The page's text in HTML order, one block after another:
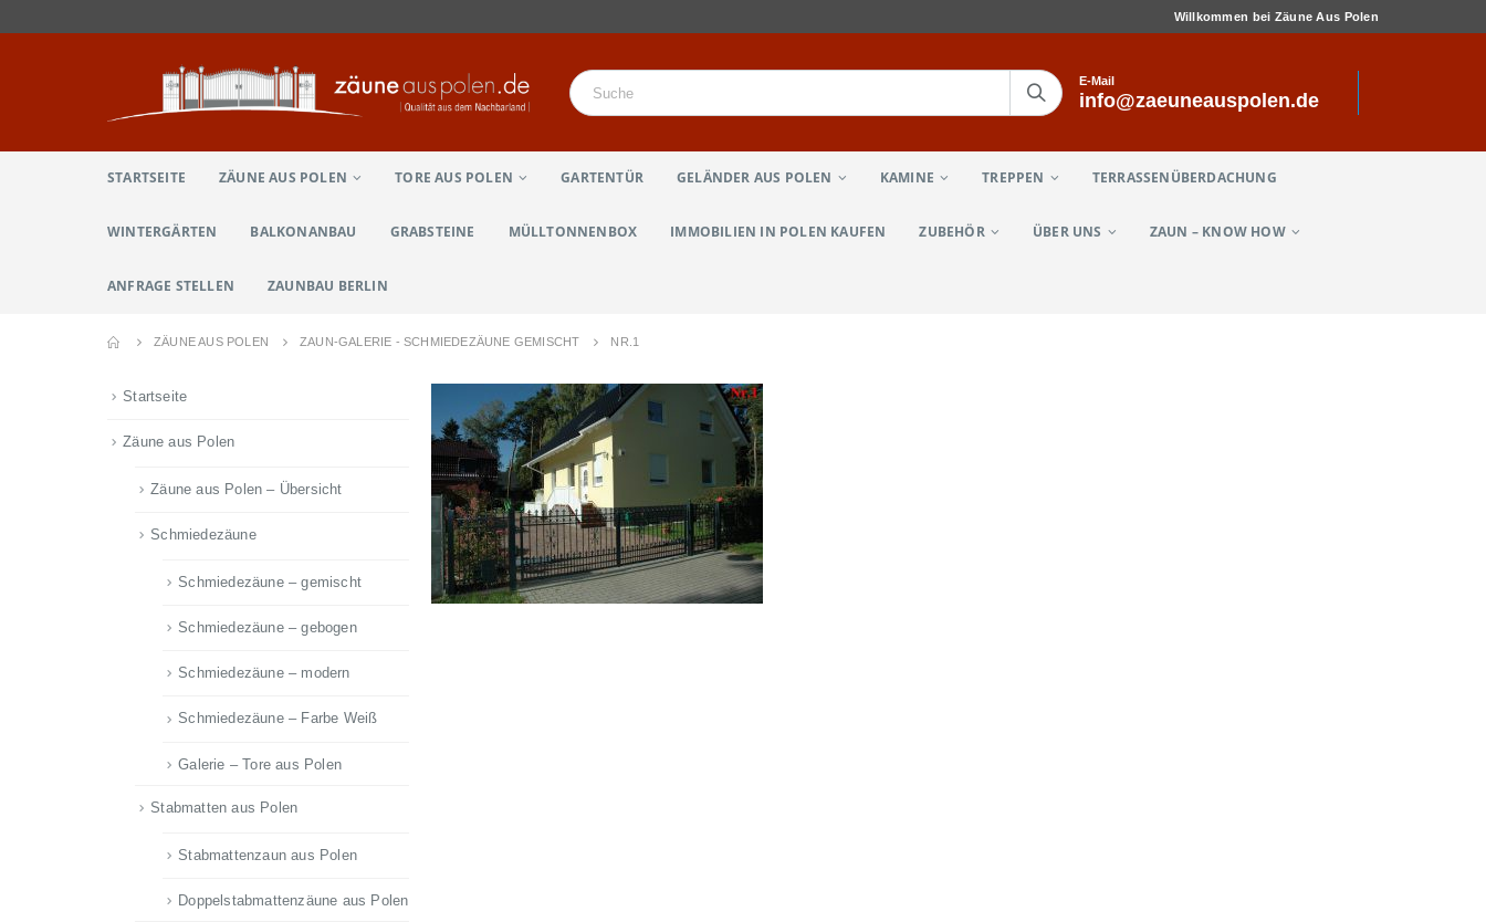
Willkommen bei Zäune Aus Polen
E-Mail
info@zaeuneauspolen.de
STARTSEITE ZÄUNE AUS POLEN TORE AUS POLEN GARTENTÜR GELÄNDER AUS POLEN KAMINE TREPPEN TERRASSENÜBERDACHUNG
WINTERGÄRTEN BALKONANBAU GRABSTEINE MÜLLTONNENBOX IMMOBILIEN IN POLEN KAUFEN ZUBEHÖR ÜBER UNS ZAUN – KNOW HOW
ANFRAGE STELLEN ZAUNBAU BERLIN
ZÄUNE AUS POLEN ZAUN-GALERIE - SCHMIEDEZÄUNE GEMISCHT NR.1
Startseite
Zäune aus Polen
Zäune aus Polen – Übersicht
Schmiedezäune
Schmiedezäune – gemischt
Schmiedezäune – gebogen
Schmiedezäune – modern
Schmiedezäune – Farbe Weiß
Galerie – Tore aus Polen
Stabmatten aus Polen
Stabmattenzaun aus Polen
Doppelstabmattenzäune aus Polen